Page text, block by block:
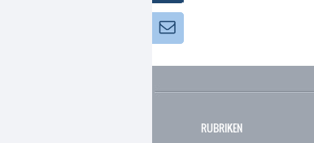
RUBRIKEN